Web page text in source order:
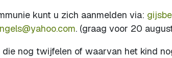
kunt u zich aanmelden via:
. (graag voor 20
die nog twijfelen of waarvan het kind